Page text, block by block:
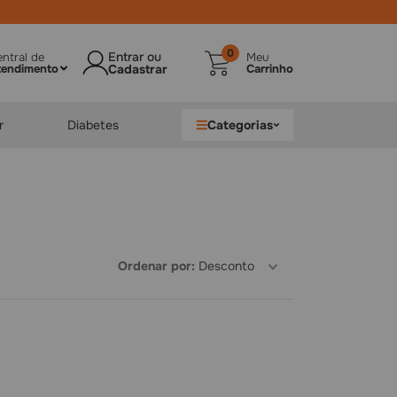
de 0 Meu
Carrinho
Diabetes Categorias
Ordenar por Desconto